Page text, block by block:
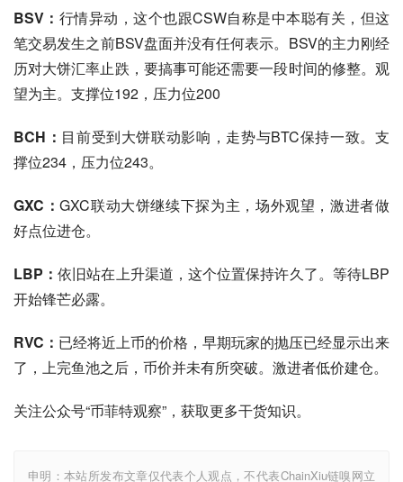
BSV： 行情异动，这个也跟CSW自称是中本聪有关，但这
笔交易发生之前BSV盘面并没有任何表示。BSV的主力刚经
历对大饼汇率止跌，要搞事可能还需要一段时间的修整。观
望为主。支撑位192，压力位200
BCH： 目前受到大饼联动影响，走势与BTC保持一致。支
撑位234，压力位243。
GXC：GXC联动大饼继续下探为主，场外观望，激进者做
好点位进仓。
LBP：依旧站在上升渠道，这个位置保持许久了。等待LBP
开始锋芒必露。
RVC： 已经将近上币的价格，早期玩家的抛压已经显示出来
了，上完鱼池之后，币价并未有所突破。激进者低价建仓。
关注公众号“币菲特观察”，获取更多干货知识。
申明：本站所发布文章仅代表个人观点，不代表ChainXiu链嗅网立